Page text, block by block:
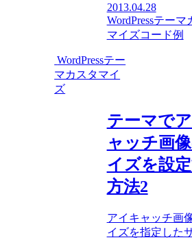
2013.04.28
WordPressテーマ
マイズコード例
WordPressテー
マカスタマイ
ズ
テーマで
ャッチ画
イズを設
方法2
アイキャッチ画
イズを指定した